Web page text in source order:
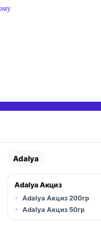
вложенные
вложенные
вложенные
Adalya
Adalya Акциз
Adalya Акциз 200гр
Adalya Акциз 50гр